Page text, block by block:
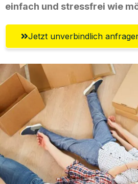
einfach und stressfrei wie
Jetzt unverbindlich